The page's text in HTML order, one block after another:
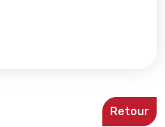
Retour